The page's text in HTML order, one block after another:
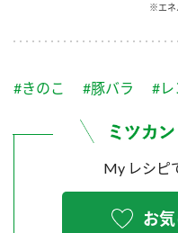
ふりかけ
炊き込みご飯の素
つゆ
PIN印
ミツカンの
ZENB
MIM（ミツ
販売終了製品のご案内
※エネ
#きのこ #豚バラ #レ
My レシピ
お